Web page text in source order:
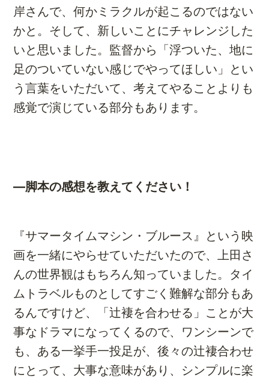
岸さんで、何かミラクルが起こるのではない
かと。そして、新しいことにチャレンジした
いと思いました。監督から「浮ついた、地に
足のついていない感じでやってほしい」とい
う言葉をいただいて、考えてやることよりも
感覚で演じている部分もあります。
―脚本の感想を教えてください！
『サマータイムマシン・ブルース』という映
画を一緒にやらせていただいたので、上田さ
んの世界観はもちろん知っていました。タイ
ムトラベルものとしてすごく難解な部分もあ
るんですけど、「辻褄を合わせる」ことが大
事なドラマになってくるので、ワンシーンで
も、ある一挙手一投足が、後々の辻褄合わせ
にとって、大事な意味があり、シンプルに楽